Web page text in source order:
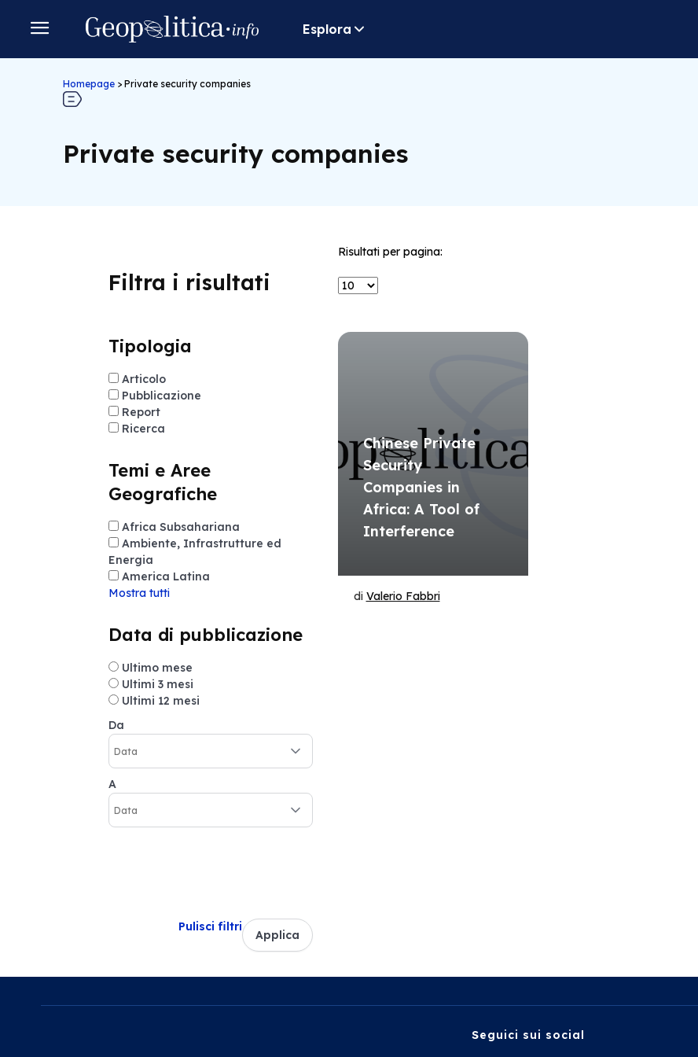
Esplora
Homepage > Private security companies
Private security companies
Filtra i risultati
Tipologia
Articolo
Pubblicazione
Report
Ricerca
Temi e Aree
Geografiche
Africa Subsahariana
Ambiente, Infrastrutture ed
Energia
America Latina
Mostra tutti
Data di pubblicazione
Ultimo mese
Ultimi 3 mesi
Ultimi 12 mesi
Da
A
Pulisci filtri
Applica
Risultati per pagina:
Chinese Private
Security
Companies in
Africa: A Tool of
Interference
di Valerio Fabbri
Seguici sui social